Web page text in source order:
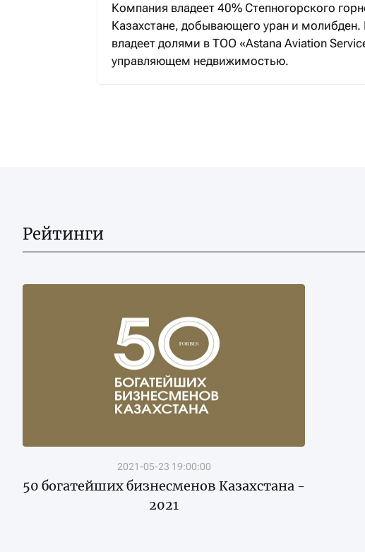
Компания владеет 40% Степногорского
Казахстане, добывающего уран и
владеет долями в TOO «Astana Aviation
управляющем недвижимостью.
Рейтинги
2021-05-23 19:00:00
50 богатейших бизнесменов Казахстана -
2021